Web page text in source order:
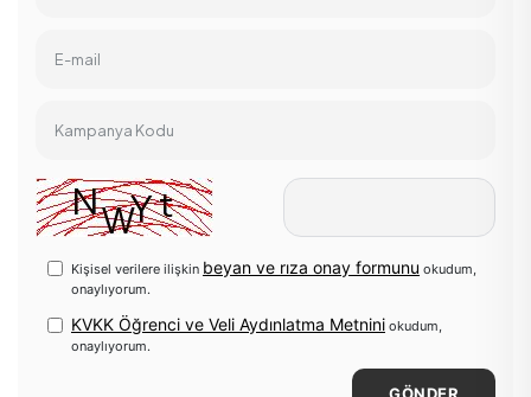
E-mail
Kampanya Kodu
Kişisel verilere ilişkin beyan ve rıza onay formunu okudum,
onaylıyorum.
KVKK Öğrenci ve Veli Aydınlatma Metnini okudum,
onaylıyorum.